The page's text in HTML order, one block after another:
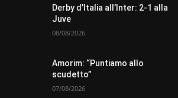
Derby d’Italia all’Inter: 2-1 alla
Juve
08/08/2026
Amorim: “Puntiamo allo
scudetto”
07/08/2026